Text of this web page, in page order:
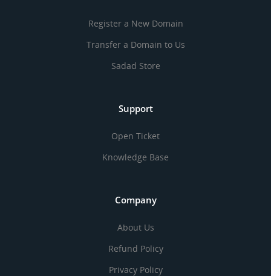
Register a New Domain
Transfer a Domain to Us
Sadad Store
Support
Open Ticket
Knowledge Base
Company
About Us
Refund Policy
Privacy Policy